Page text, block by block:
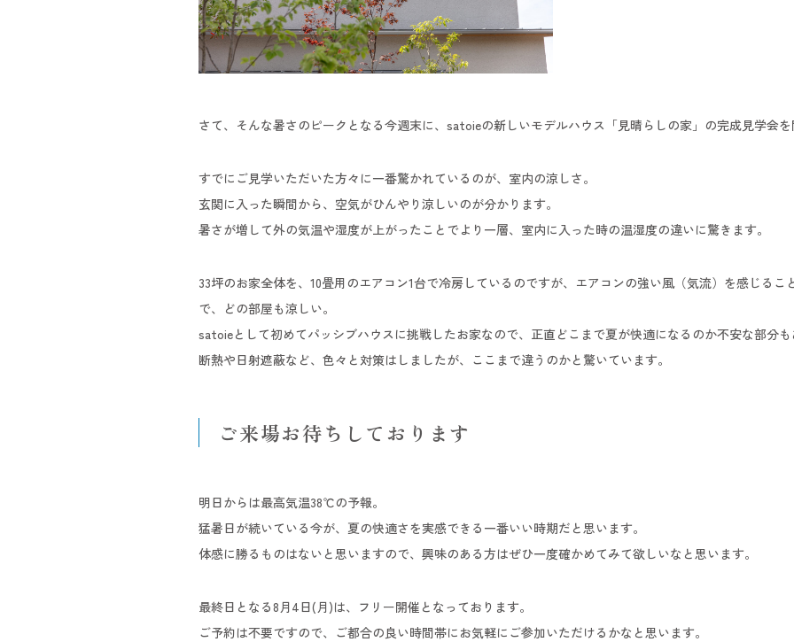
さて、そんな暑さのピークとなる今週末に、satoieの新しいモデルハウス「見晴らしの家」の完成見学会を
すでにご見学いただいた方々に一番驚かれているのが、室内の涼しさ。
玄関に入った瞬間から、空気がひんやり涼しいのが分かります。
暑さが増して外の気温や湿度が上がったことでより一層、室内に入った時の温湿度の違いに驚きます。
33坪のお家全体を、10畳用のエアコン1台で冷房しているのですが、エアコンの強い風（気流）を感じるこ
で、どの部屋も涼しい。
satoieとして初めてパッシブハウスに挑戦したお家なので、正直どこまで夏が快適になるのか不安な部分も
断熱や日射遮蔽など、色々と対策はしましたが、ここまで違うのかと驚いています。
ご来場お待ちしております
明日からは最高気温38℃の予報。
猛暑日が続いている今が、夏の快適さを実感できる一番いい時期だと思います。
体感に勝るものはないと思いますので、興味のある方はぜひ一度確かめてみて欲しいなと思います。
最終日となる8月4日(月)は、フリー開催となっております。
ご予約は不要ですので、ご都合の良い時間帯にお気軽にご参加いただけるかなと思います。